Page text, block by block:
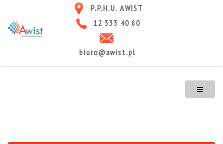
P.P.H.U. AWIST
12 333 40 60
biuro@awist.pl